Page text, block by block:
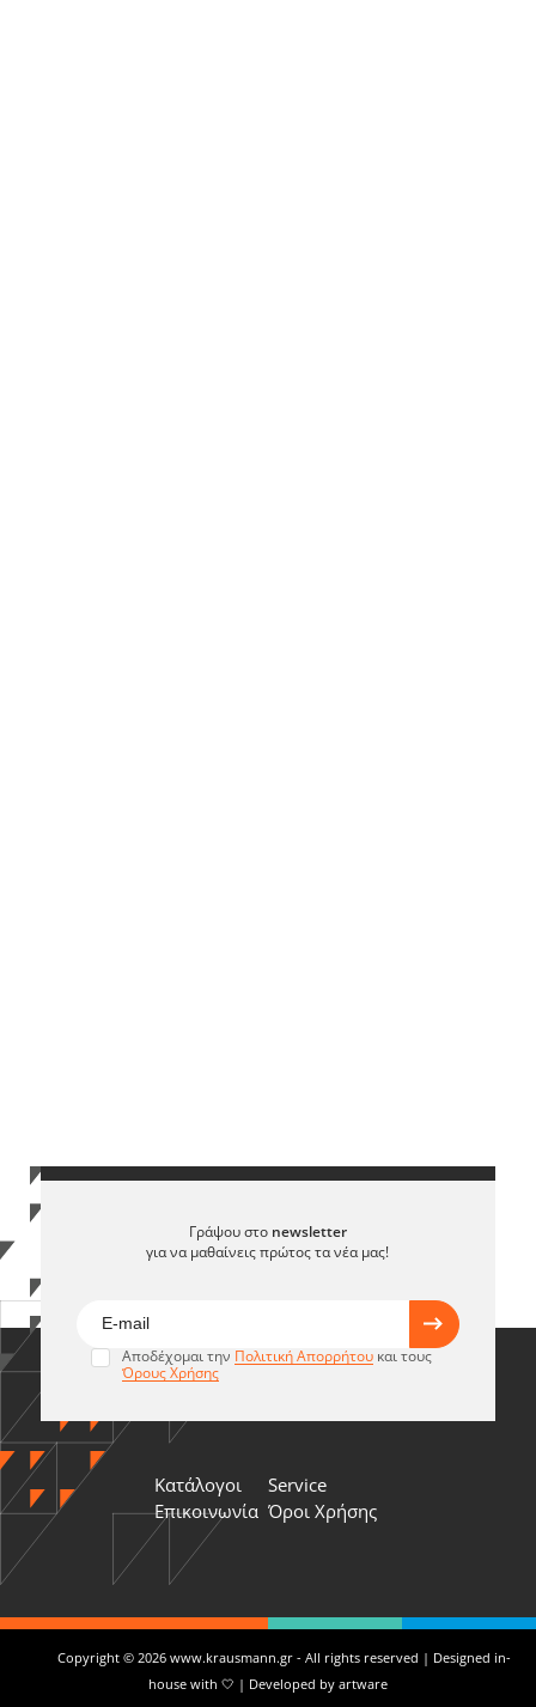
Γράψου στο newsletter
για να μαθαίνεις πρώτος τα νέα μας!
Αποδέχομαι την Πολιτική Απορρήτουκαι τους
Όρους Χρήσης
Κατάλογοι
Service
Επικοινωνία Όροι Χρήσης
Copyright © 2026 www.krausmann.gr - All rights reserved | Designed in-
house with 🤍 | Developed by artware